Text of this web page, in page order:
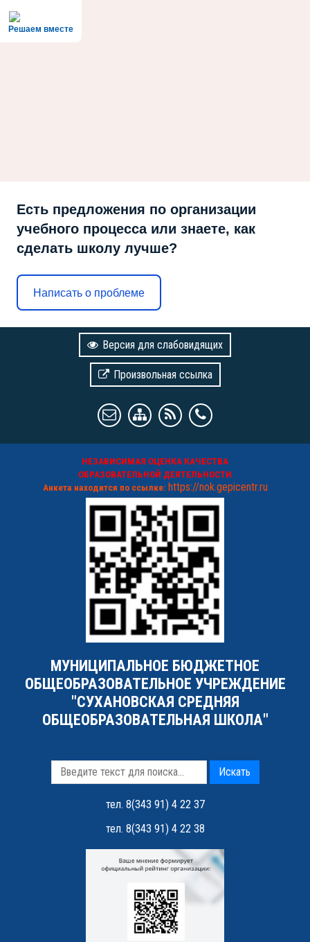
Решаем вместе
Есть предложения по организации
учебного процесса или знаете, как
сделать школу лучше?
Написать о проблеме
Версия для слабовидящих
Произвольная ссылка
НЕЗАВИСИМАЯ ОЦЕНКА КАЧЕСТВА
ОБРАЗОВАТЕЛЬНОЙ ДЕЯТЕЛЬНОСТИ
Анкета находится по ссылке: https://nok.gepicentr.ru
МУНИЦИПАЛЬНОЕ БЮДЖЕТНОЕ
ОБЩЕОБРАЗОВАТЕЛЬНОЕ УЧРЕЖДЕНИЕ
"СУХАНОВСКАЯ СРЕДНЯЯ
ОБЩЕОБРАЗОВАТЕЛЬНАЯ ШКОЛА"
Искать
тел. 8(343 91) 4 22 37
тел. 8(343 91) 4 22 38